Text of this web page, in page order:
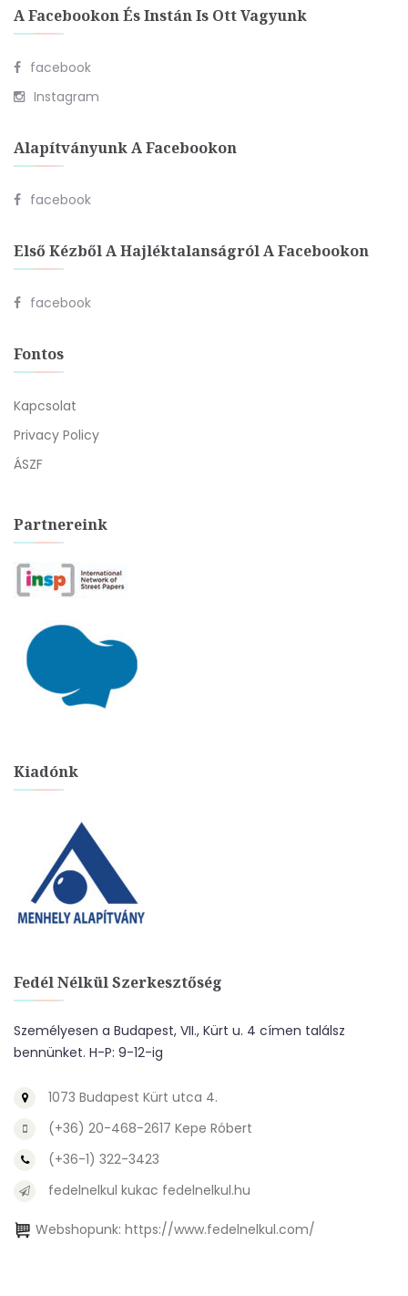
A Facebookon És Instán Is Ott Vagyunk
facebook
Instagram
Alapítványunk A Facebookon
facebook
Első Kézből A Hajléktalanságról A Facebookon
facebook
Fontos
Kapcsolat
Privacy Policy
ÁSZF
Partnereink
Kiadónk
Fedél Nélkül Szerkesztőség
Személyesen a Budapest, VII., Kürt u. 4 címen találsz
bennünket. H-P: 9-12-ig
1073 Budapest Kürt utca 4.
(+36) 20-468-2617 Kepe Róbert
(+36-1) 322-3423
fedelnelkul kukac fedelnelkul.hu
Webshopunk: https://www.fedelnelkul.com/